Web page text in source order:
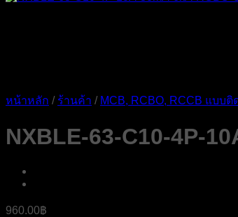
หน้าหลัก / ร้านค้า / MCB, RCBO, RCCB แบบติ
NXBLE-63-C10-4P-
960.00฿